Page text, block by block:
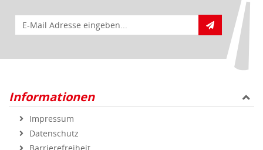
E-Mail für Newsletteranmeldung
Informationen
Impressum
Datenschutz